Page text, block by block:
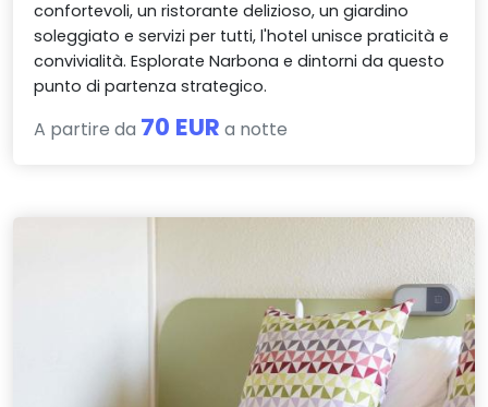
confortevoli, un ristorante delizioso, un giardino
soleggiato e servizi per tutti, l'hotel unisce praticità e
convivialità. Esplorate Narbona e dintorni da questo
punto di partenza strategico.
A partire da 70 EUR a notte